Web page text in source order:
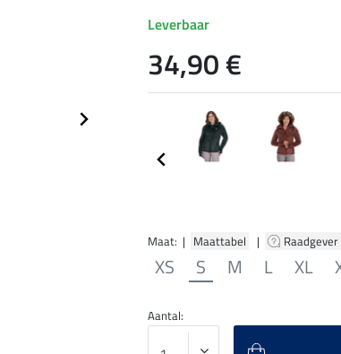
Maat: | Maattabel | Raadgever
XS S M L XL
Leverbaar
34,90 €
Aantal: